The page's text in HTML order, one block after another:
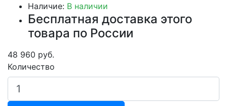
Наличие: В наличии
Бесплатная доставка этого
товара по России
48 960 руб.
Количество